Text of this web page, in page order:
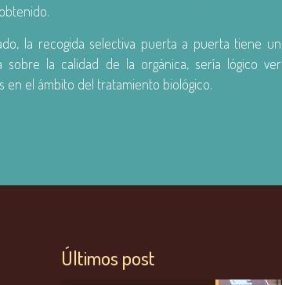
la recogida selectiva puerta a puerta tiene un
sobre la calidad de la orgánica, sería lógico ver
en el ámbito del tratamiento biológico.
Últimos post